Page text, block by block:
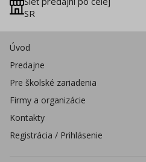
SR
Úvod
Predajne
Pre školské zariadenia
Firmy a organizácie
Kontakty
Registrácia / Prihlásenie